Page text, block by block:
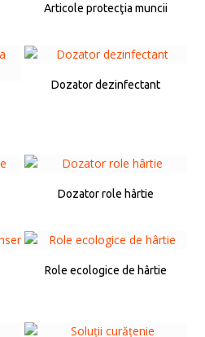
Articole protecţia muncii
Dozator dezinfectant
Dozator role hârtie
Role ecologice de hârtie